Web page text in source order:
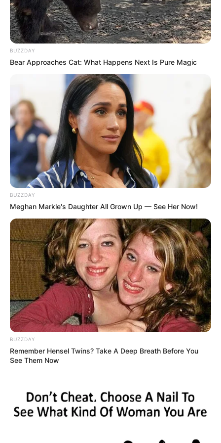
Louise Anastasya
BUZZDAY
Bear Approaches Cat: What Happens Next Is Pure Magic
BUZZDAY
Meghan Markle's Daughter All Grown Up — See Her Now!
BUZZDAY
Remember Hensel Twins? Take A Deep Breath Before You
See Them Now